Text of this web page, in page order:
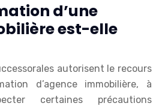
d’une
est-elle
autorisent le recours
d’agence immobilière, à
certaines précautions